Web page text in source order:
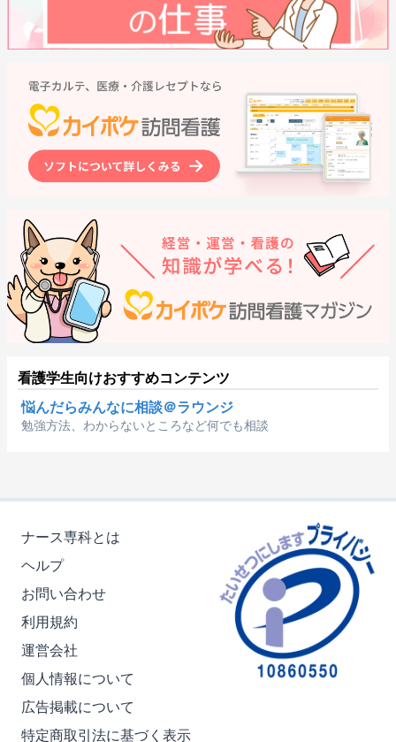
看護学生向けおすすめコンテンツ
悩んだらみんなに相談＠ラウンジ
勉強方法、わからないところなど何でも相談
ナース専科とは
ヘルプ
お問い合わせ
利用規約
運営会社
個人情報について
広告掲載について
特定商取引法に基づく表示